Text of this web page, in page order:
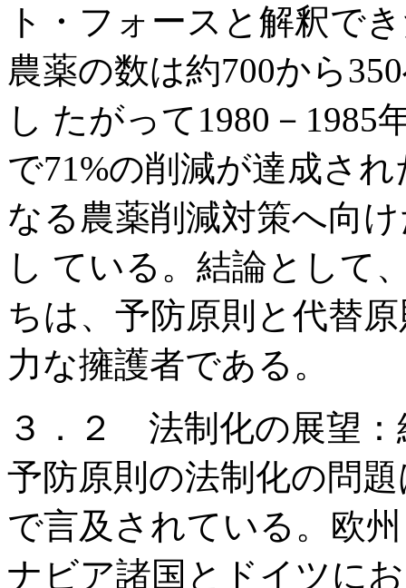
ト・フォースと解釈で
農薬の数は約700から
し たがって1980－1985
で71%の削減が達成さ
なる農薬削減対策へ向
し ている。結論として
ちは、予防原則と代替
力な擁護者である。
３．２ 法制化の展望：
予防原則の法制化の問
で言及されている。欧
ナビア諸国とドイツに